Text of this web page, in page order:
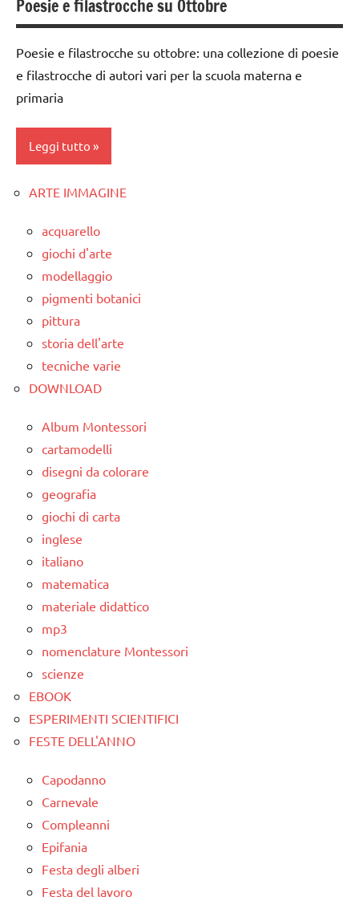
poesie e
TUTTI GLI
TUTTI GLI
filastrocche
TUTTI GLI
PER ETA'
Autunno
1a
classe
classe
classe
classe
5a
mesi
dell'anno
TUTTI GLI
ARGOMENTI
PER ETA'
TUTTI GLI
ARTICOLI
Poesie e filastrocche su Ottobre
Poesie e filastrocche su ottobre: una collezione di poesie
e filastrocche di autori vari per la scuola materna e
primaria
Leggi tutto
Autunno
classi
dai
3 ai
anni
LINGUAGGIO
poesie /
dell'anno
misura
del
tempo
poesie e
filastrocche
TUTTI GLI
ARGOMENTI
TUTTI GLI
ARTICOLI
ARTE IMMAGINE
acquarello
giochi d'arte
modellaggio
pigmenti botanici
pittura
storia dell'arte
tecniche varie
DOWNLOAD
Album Montessori
cartamodelli
disegni da colorare
geografia
giochi di carta
inglese
italiano
matematica
materiale didattico
mp3
nomenclature Montessori
scienze
EBOOK
ESPERIMENTI SCIENTIFICI
FESTE DELL'ANNO
Capodanno
Carnevale
Compleanni
Epifania
Festa degli alberi
Festa del lavoro